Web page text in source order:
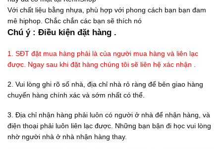
Với chất liệu bằng nhựa, phù hợp với phong cách bạn bạn đam
mê hiphop. Chắc chắn các bạn sẽ thích nó
Chú ý : Điều kiện đặt hàng .
1. SĐT đặt mua hàng phải là của người mua hàng và liên lạc
được. Ngay sau khi đặt hàng chúng tôi sẽ liên hệ xác nhận .
2. Vui lòng ghi rõ số nhà, địa chỉ nhà rỏ ràng để bên giao hàng
chuyển hàng chính xác và sớm nhất có thể.
3. Địa chỉ nhận hàng phải luôn có người ở nhà để nhận hàng, và
điện thoại phải luôn liên lạc được. Những bạn bận đi học vui lòng
nhờ người nhà ở nhà nhận hàng thay.